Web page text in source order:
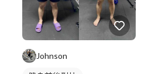
Johnson